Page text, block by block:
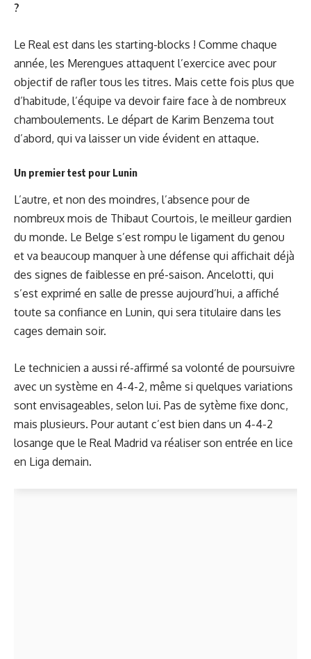
?
Le Real est dans les starting-blocks ! Comme chaque
année, les Merengues attaquent l’exercice avec pour
objectif de rafler tous les titres. Mais cette fois plus que
d’habitude, l’équipe va devoir faire face à de nombreux
chamboulements. Le départ de Karim Benzema tout
d’abord, qui va laisser un vide évident en attaque.
Un premier test pour Lunin
L’autre, et non des moindres, l’absence pour de
nombreux mois de Thibaut Courtois, le meilleur gardien
du monde. Le Belge s’est rompu le ligament du genou
et va beaucoup manquer à une défense qui affichait déjà
des signes de faiblesse en pré-saison. Ancelotti, qui
s’est exprimé en salle de presse aujourd’hui, a affiché
toute sa confiance en Lunin, qui sera titulaire dans les
cages demain soir.
Le technicien a aussi ré-affirmé sa volonté de poursuivre
avec un système en 4-4-2, même si quelques variations
sont envisageables, selon lui. Pas de sytème fixe donc,
mais plusieurs. Pour autant c’est bien dans un 4-4-2
losange que le Real Madrid va réaliser son entrée en lice
en Liga demain.